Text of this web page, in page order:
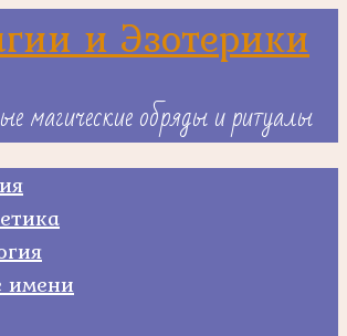
и Эзотерики
магические обряды и ритуалы
имени